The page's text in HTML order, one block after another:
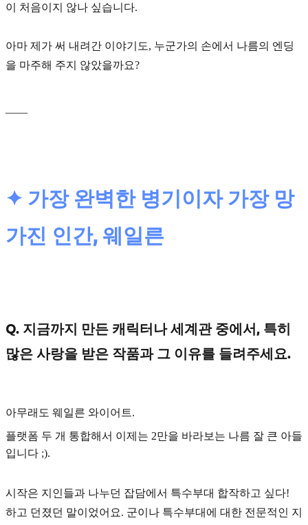
이 처음이지 않나 싶습니다.
아마 제가 써 내려간 이야기도, 누군가의 손에서 나름의 엔딩
을 마주해 주지 않았을까요?
✦ 가장 완벽한 병기이자 가장 망
가진 인간, 웨일른
Q. 지금까지 만든 캐릭터나 세계관 중에서, 특히
많은 사랑을 받은 작품과 그 이유를 들려주세요.
아무래도 웨일른 와이어트.
플랫폼 두 개 통합해서 이제는 2만을 바라보는 나름 잘 큰 아들
입니다 ;).
시작은 지인들과 나누던 잡담에서 특수부대 합작하고 싶다!
하고 던졌던 말이었어요. 군이나 특수부대에 대한 전문적인 지